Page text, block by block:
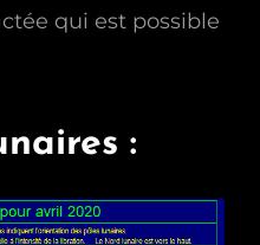
qui est possible
: